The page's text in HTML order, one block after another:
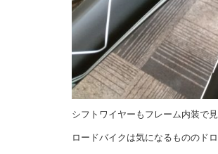
シフトワイヤーもフレーム内装で見
ロードバイクは気になるもののド